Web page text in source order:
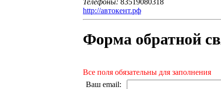
Телефоны: 83519080318
http://автокент.рф
Форма обратной
Все поля обязательны для заполнения
Ваш email: